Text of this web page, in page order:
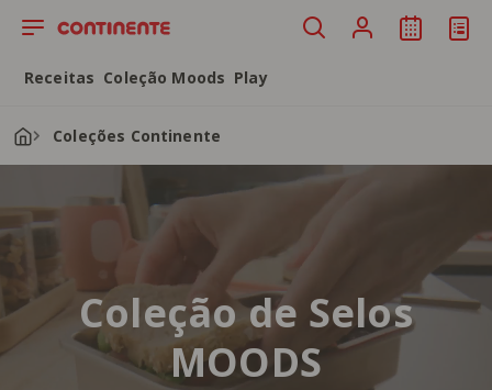
Saltar para o conteúdo principal
Receitas Coleção Moods Play
Coleções Continente
Coleção de Selos
MOODS